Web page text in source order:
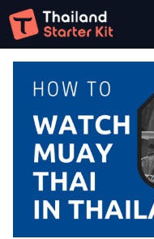
Saltar
al
contenido